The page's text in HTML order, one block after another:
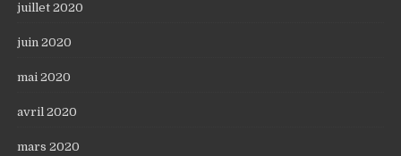
juillet 2020
juin 2020
mai 2020
avril 2020
mars 2020